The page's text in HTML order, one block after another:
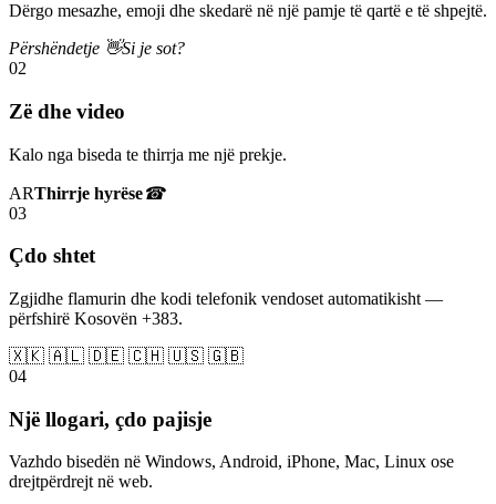
Dërgo mesazhe, emoji dhe skedarë në një pamje të qartë e të shpejtë.
Përshëndetje 👋Si je sot?
02
Zë dhe video
Kalo nga biseda te thirrja me një prekje.
ARThirrje hyrëse☎
03
Çdo shtet
Zgjidhe flamurin dhe kodi telefonik vendoset automatikisht —
përfshirë Kosovën +383.
🇽🇰 🇦🇱 🇩🇪 🇨🇭 🇺🇸 🇬🇧
04
Një llogari, çdo pajisje
Vazhdo bisedën në Windows, Android, iPhone, Mac, Linux ose
drejtpërdrejt në web.